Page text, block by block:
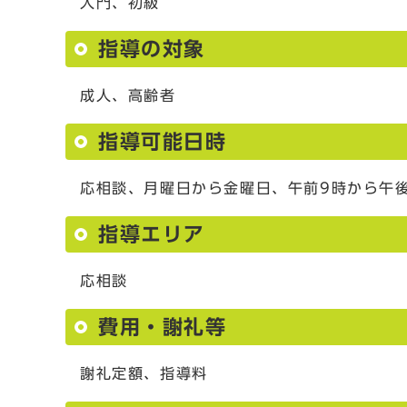
指導の対象
成人、高齢者
指導可能日時
応相談、月曜日から金曜日、午前9時から午
指導エリア
応相談
費用・謝礼等
謝礼定額、指導料